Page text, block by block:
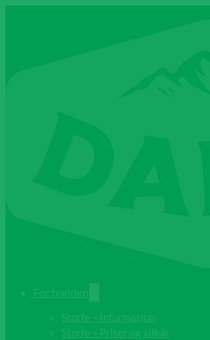
For bonden
Storfe – Informasjon
Storfe – Priser og vilkår